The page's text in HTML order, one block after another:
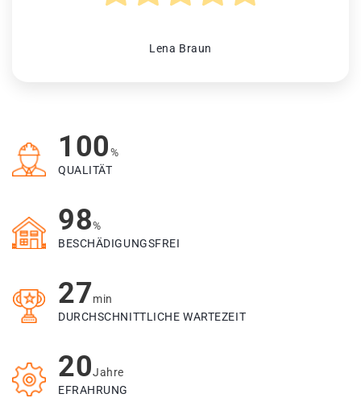
Lena Braun
100%
QUALITÄT
98%
BESCHÄDIGUNGSFREI
27min
DURCHSCHNITTLICHE WARTEZEIT
20Jahre
EFRAHRUNG